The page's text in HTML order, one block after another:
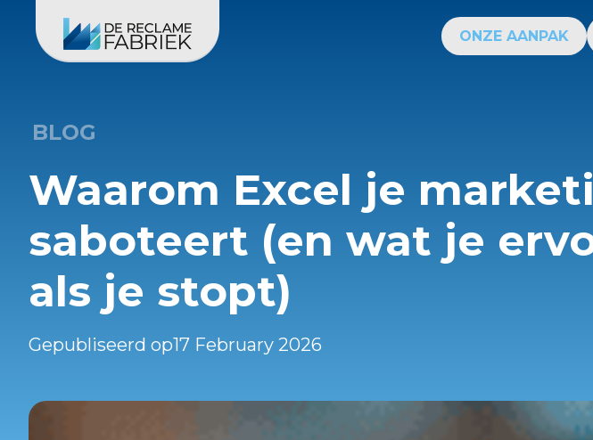
ONZE AANPAK
BLOG
Waarom Excel je
saboteert (en wat je
als je stopt)
Gepubliseerd op17 February 2026